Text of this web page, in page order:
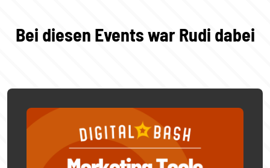
Bei diesen Events war Rudi dabei